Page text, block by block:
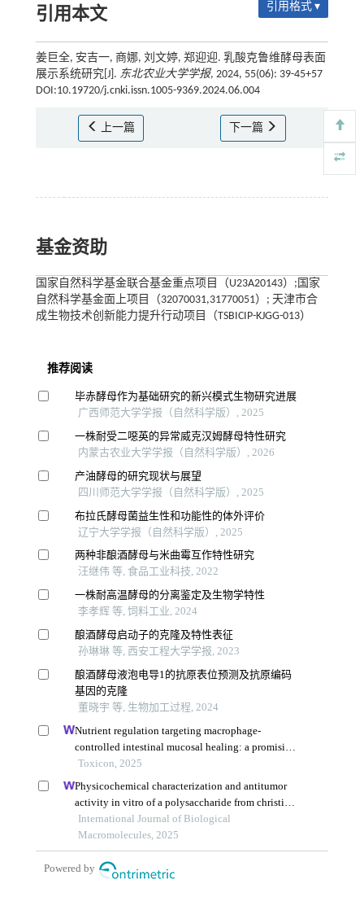
引用本文 引用格式 ▾
姜巨全, 安吉一, 商娜, 刘文婷, 郑迎迎. 乳酸克鲁维酵母表面
展示系统研究[J]. 东北农业大学学报, 2024, 55(06): 39-45+57
DOI:10.19720/j.cnki.issn.1005-9369.2024.06.004
上一篇 下一篇
基金资助
国家自然科学基金联合基金重点项目（U23A20143）;国家
自然科学基金面上项目（32070031,31770051）; 天津市合
成生物技术创新能力提升行动项目（TSBICIP-KJGG-013）